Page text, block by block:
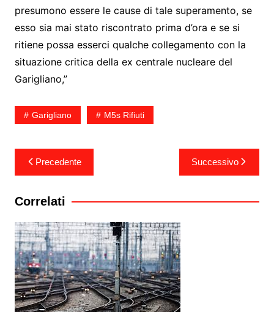
presumono essere le cause di tale superamento, se
esso sia mai stato riscontrato prima d’ora e se si
ritiene possa esserci qualche collegamento con la
situazione critica della ex centrale nucleare del
Garigliano,”
Garigliano M5s Rifiuti
Navigazione
articoli
Precedente Successivo
Correlati